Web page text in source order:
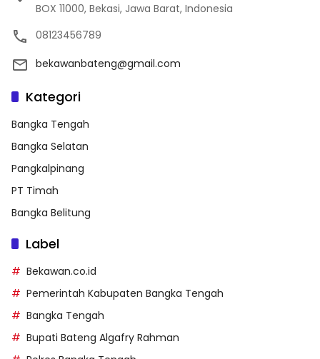
BOX 11000, Bekasi, Jawa Barat, Indonesia
08123456789
bekawanbateng@gmail.com
Kategori
Bangka Tengah
Bangka Selatan
Pangkalpinang
PT Timah
Bangka Belitung
Label
Bekawan.co.id
Pemerintah Kabupaten Bangka Tengah
Bangka Tengah
Bupati Bateng Algafry Rahman